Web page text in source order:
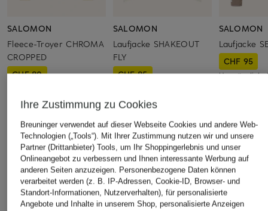
SALOMON
Fleece-Troyer CHROMA
CROPPED
CHF 80
SALOMON
Laufjacke SHAKEOUT
FLY
CHF 85
SALOMON
Laufjacke
CHF 95
Ursprünglich:
ÄHNLICHE ARTIKEL ENTDECKEN
Ihre Zustimmung zu Cookies
Breuninger verwendet auf dieser Webseite Cookies und andere Web-
Technologien („Tools“). Mit Ihrer Zustimmung nutzen wir und unsere
Partner (Drittanbieter) Tools, um Ihr Shoppingerlebnis und unser
Onlineangebot zu verbessern und Ihnen interessante Werbung auf
anderen Seiten anzuzeigen. Personenbezogene Daten können
verarbeitet werden (z. B. IP-Adressen, Cookie-ID, Browser- und
Standort-Informationen, Nutzerverhalten), für personalisierte
Angebote und Inhalte in unserem Shop, personalisierte Anzeigen